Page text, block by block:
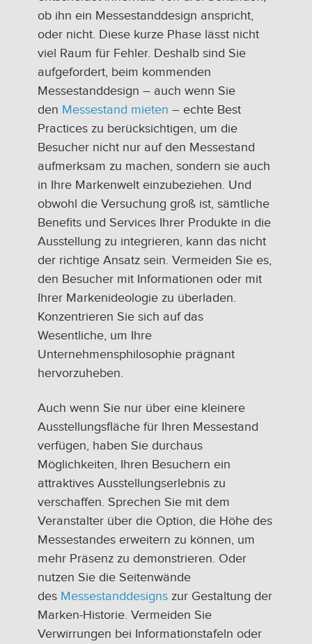
ob ihn ein Messestanddesign anspricht,
oder nicht. Diese kurze Phase lässt nicht
viel Raum für Fehler. Deshalb sind Sie
aufgefordert, beim kommenden
Messestanddesign – auch wenn Sie
den Messestand mieten – echte Best
Practices zu berücksichtigen, um die
Besucher nicht nur auf den Messestand
aufmerksam zu machen, sondern sie auch
in Ihre Markenwelt einzubeziehen. Und
obwohl die Versuchung groß ist, sämtliche
Benefits und Services Ihrer Produkte in die
Ausstellung zu integrieren, kann das nicht
der richtige Ansatz sein. Vermeiden Sie es,
den Besucher mit Informationen oder mit
Ihrer Markenideologie zu überladen.
Konzentrieren Sie sich auf das
Wesentliche, um Ihre
Unternehmensphilosophie prägnant
hervorzuheben.
Auch wenn Sie nur über eine kleinere
Ausstellungsfläche für Ihren Messestand
verfügen, haben Sie durchaus
Möglichkeiten, Ihren Besuchern ein
attraktives Ausstellungserlebnis zu
verschaffen. Sprechen Sie mit dem
Veranstalter über die Option, die Höhe des
Messestandes erweitern zu können, um
mehr Präsenz zu demonstrieren. Oder
nutzen Sie die Seitenwände
des Messestanddesigns zur Gestaltung der
Marken-Historie. Vermeiden Sie
Verwirrungen bei Informationstafeln oder